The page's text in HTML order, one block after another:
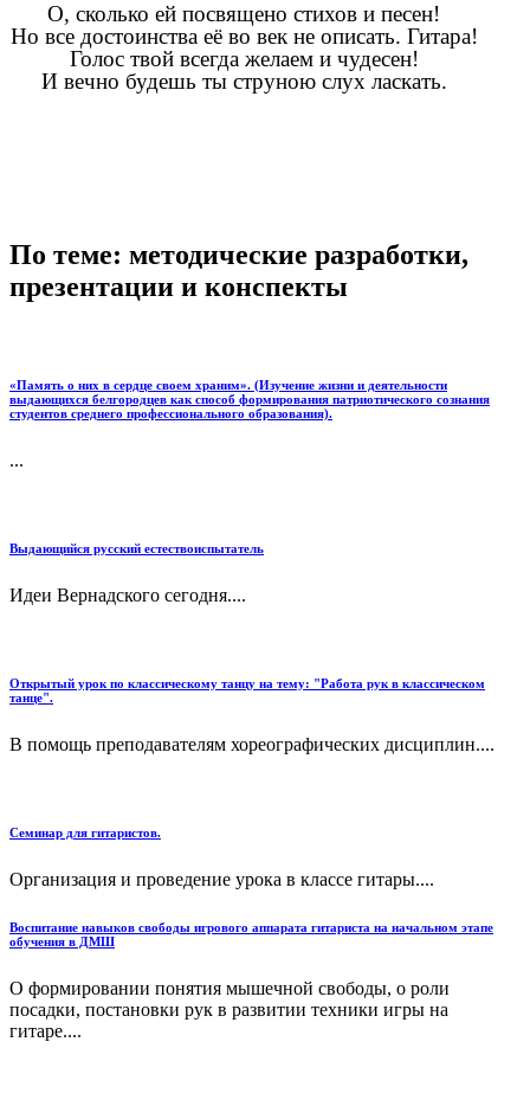
О, сколько ей посвящено стихов и песен!
Но все достоинства её во век не описать. Гитара!
Голос твой всегда желаем и чудесен!
И вечно будешь ты струною слух ласкать.
По теме: методические разработки,
презентации и конспекты
«Память о них в сердце своем храним». (Изучение жизни и деятельности
выдающихся белгородцев как способ формирования патриотического сознания
студентов среднего профессионального образования).
...
Выдающийся русский естествоиспытатель
Идеи Вернадского сегодня....
Открытый урок по классическому танцу на тему: "Работа рук в классическом
танце".
В помощь преподавателям хореографических дисциплин....
Семинар для гитаристов.
Организация и проведение урока в классе гитары....
Воспитание навыков свободы игрового аппарата гитариста на начальном этапе
обучения в ДМШ
О формировании понятия мышечной свободы, о роли
посадки, постановки рук в развитии техники игры на
гитаре....